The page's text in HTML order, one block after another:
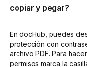
copiar y pegar?
En docHub, puedes
protección con
archivo PDF. Para
permisos marca la